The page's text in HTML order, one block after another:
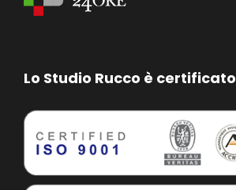
Lo Studio Rucco è certificato